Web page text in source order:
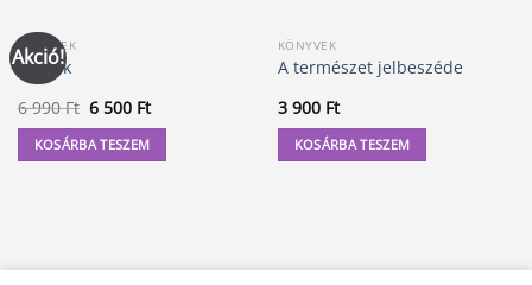
Akció!
KÖNYVEK
A Titok
6 990Ft Original
was:
6
990 Ft.
6 500 FtCurrent
is:
6
500 Ft.
KOSÁRBA TESZEM
KÖNYVEK
A természet jelbeszéde
3 900 Ft
KOSÁRBA TESZEM